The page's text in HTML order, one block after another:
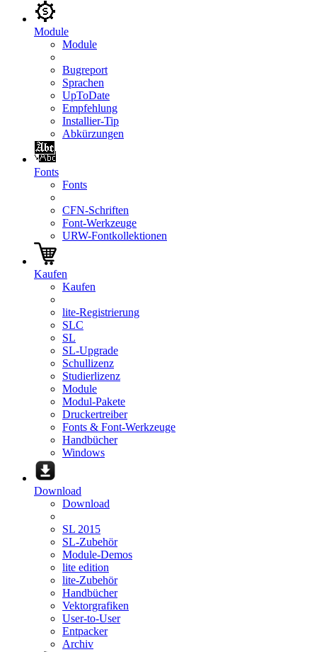
Module
Module
Bugreport
Sprachen
UpToDate
Empfehlung
Installier-Tip
Abkürzungen
Fonts
Fonts
CFN-Schriften
Font-Werkzeuge
URW-Fontkollektionen
Kaufen
Kaufen
lite-Registrierung
SLC
SL
SL-Upgrade
Schullizenz
Studierlizenz
Module
Modul-Pakete
Druckertreiber
Fonts & Font-Werkzeuge
Handbücher
Windows
Download
Download
SL 2015
SL-Zubehör
Module-Demos
lite edition
lite-Zubehör
Handbücher
Vektorgrafiken
User-to-User
Entpacker
Archiv